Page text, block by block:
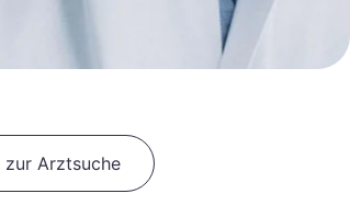
zur Arztsuche